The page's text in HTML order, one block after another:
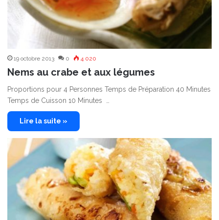
19 octobre 2013 0 4 020
Nems au crabe et aux légumes
Proportions pour 4 Personnes Temps de Préparation 40 Minutes
Temps de Cuisson 10 Minutes …
Lire la suite »